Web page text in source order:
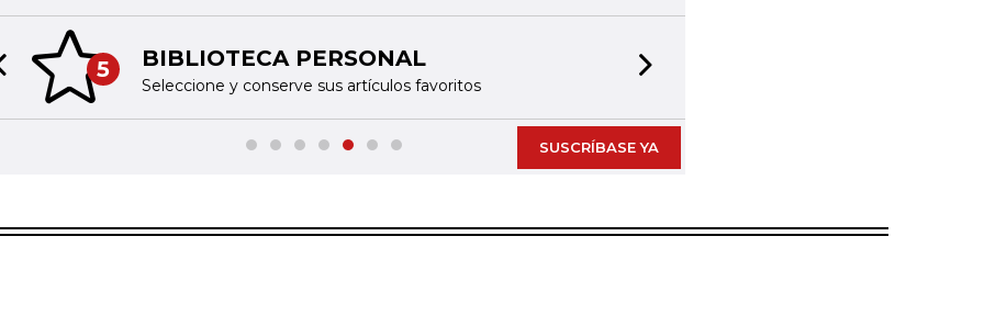
5 BIBLIOTECA PERSONAL
Seleccione y conserve sus artículos favoritos
slide
SUSCRÍBASE YA